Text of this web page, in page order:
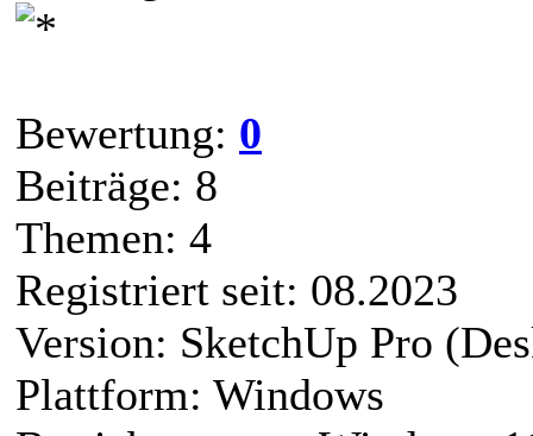
Bewertung: 0
Beiträge: 8
Themen: 4
Registriert seit: 08.2023
Version: SketchUp Pro
Plattform: Windows